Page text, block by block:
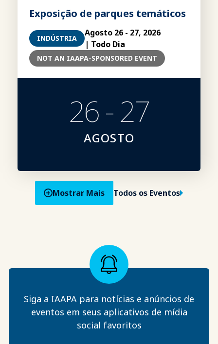
Exposição de parques temáticos
INDÚSTRIA
Agosto 26 - 27, 2026
| Todo Dia
NOT AN IAAPA-SPONSORED EVENT
26 - 27
AGOSTO
Mostrar Mais Todos os Eventos
Siga a IAAPA para notícias e anúncios de
eventos em seus aplicativos de mídia
social favoritos